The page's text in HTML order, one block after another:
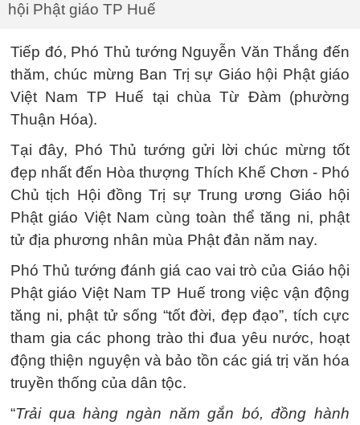
hội Phật giáo TP Huế
Tiếp đó, Phó Thủ tướng Nguyễn Văn Thắng đến
thăm, chúc mừng Ban Trị sự Giáo hội Phật giáo
Việt Nam TP Huế tại chùa Từ Đàm (phường
Thuận Hóa).
Tại đây, Phó Thủ tướng gửi lời chúc mừng tốt
đẹp nhất đến Hòa thượng Thích Khế Chơn - Phó
Chủ tịch Hội đồng Trị sự Trung ương Giáo hội
Phật giáo Việt Nam cùng toàn thể tăng ni, phật
tử địa phương nhân mùa Phật đản năm nay.
Phó Thủ tướng đánh giá cao vai trò của Giáo hội
Phật giáo Việt Nam TP Huế trong việc vận động
tăng ni, phật tử sống “tốt đời, đẹp đạo”, tích cực
tham gia các phong trào thi đua yêu nước, hoạt
động thiện nguyện và bảo tồn các giá trị văn hóa
truyền thống của dân tộc.
“Trải qua hàng ngàn năm gắn bó, đồng hành